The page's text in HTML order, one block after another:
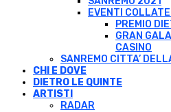
EVENTI
PREMIO
GRAN
CASINO
SANREMO CITTA’
CHI E DOVE
DIETRO LE QUINTE
ARTISTI
RADAR